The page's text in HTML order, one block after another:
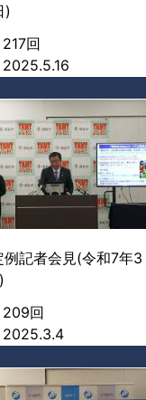
)
回
例記者会見(令和7年3
回
2025.3.4